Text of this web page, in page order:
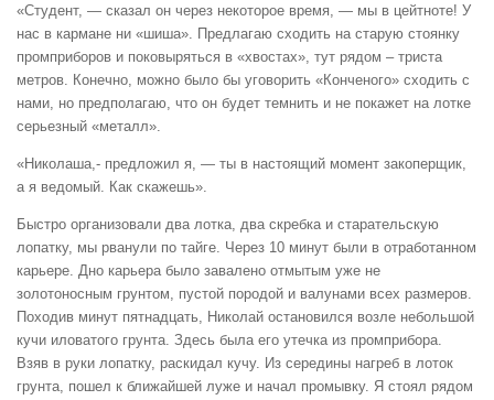
«Студент, — сказал он через некоторое время, — мы в цейтноте! У
нас в кармане ни «шиша». Предлагаю сходить на старую стоянку
промприборов и поковыряться в «хвостах», тут рядом – триста
метров. Конечно, можно было бы уговорить «Конченого» сходить с
нами, но предполагаю, что он будет темнить и не покажет на лотке
серьезный «металл».
«Николаша,- предложил я, — ты в настоящий момент закоперщик,
а я ведомый. Как скажешь».
Быстро организовали два лотка, два скребка и старательскую
лопатку, мы рванули по тайге. Через 10 минут были в отработанном
карьере. Дно карьера было завалено отмытым уже не
золотоносным грунтом, пустой породой и валунами всех размеров.
Походив минут пятнадцать, Николай остановился возле небольшой
кучи иловатого грунта. Здесь была его утечка из промприбора.
Взяв в руки лопатку, раскидал кучу. Из середины нагреб в лоток
грунта, пошел к ближайшей луже и начал промывку. Я стоял рядом